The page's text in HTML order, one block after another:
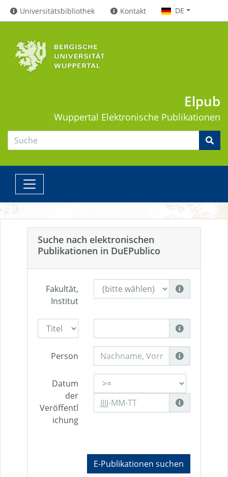
Universitätsbibliothek Kontakt DE
Elpub
Wuppertal Elektronische Publikationen
Suche nach elektronischen
Publikationen in DuEPublico
Fakultät,
Institut
Person
Datum
der
Veröffentl
ichung
E-Publikationen suchen